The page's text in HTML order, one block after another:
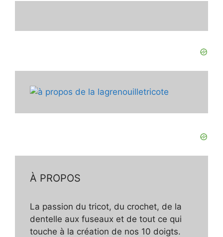
À PROPOS
La passion du tricot, du crochet, de la
dentelle aux fuseaux et de tout ce qui
touche à la création de nos 10 doigts.